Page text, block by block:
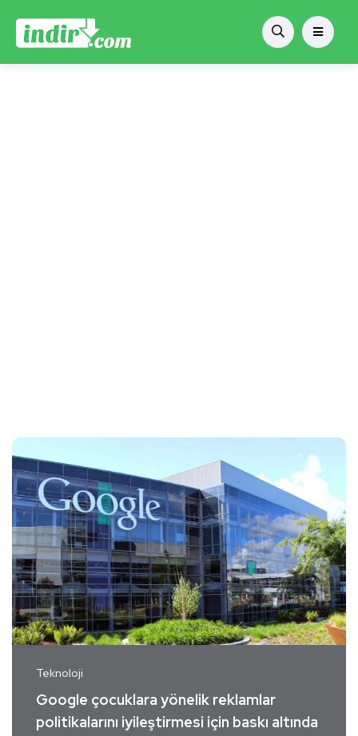
Teknoloji
Google çocuklara yönelik reklamlar
politikalarını iyileştirmesi için baskı altında